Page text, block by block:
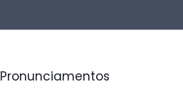
Pronunciamentos